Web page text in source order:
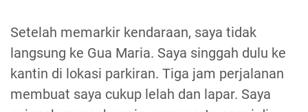
Setelah memarkir kendaraan, saya tidak
langsung ke Gua Maria. Saya singgah dulu ke
kantin di lokasi parkiran. Tiga jam perjalanan
membuat saya cukup lelah dan lapar. Saya